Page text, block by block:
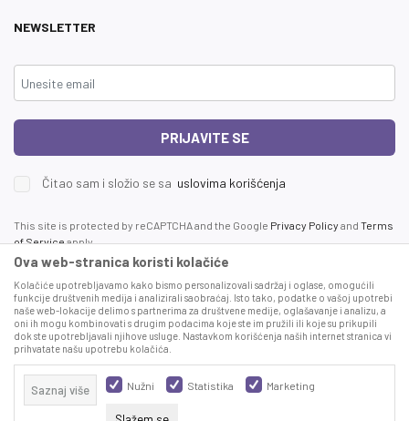
NEWSLETTER
PRIJAVITE SE
Čitao sam i složio se sa uslovima korišćenja
This site is protected by reCAPTCHA and the Google Privacy Policy and Terms
of Serviceapply.
Proizvode na sajtu nastojimo da opišemo što je preciznije moguće, ali ne
možemo garantovati da su svi podaci i fotografije, navedeni u okrviru proizvoda,
u potpunosti kompletni i bez grešaka. Svi artikli prikazani na sajtu su deo naše
ponude, ali ne podrazumeva da su dostupni u svakom trenutku.
Ova web-stranica koristi kolačiće
Kolačiće upotrebljavamo kako bismo personalizovali sadržaj i oglase, omogućili
funkcije društvenih medija i analizirali saobraćaj. Isto tako, podatke o vašoj upotrebi
naše web-lokacije delimo s partnerima za društvene medije, oglašavanje i analizu, a
oni ih mogu kombinovati s drugim podacima koje ste im pružili ili koje su prikupili
dok ste upotrebljavali njihove usluge. Nastavkom korišćenja naših internet stranica vi
prihvatate našu upotrebu kolačića.
Nužni Statistika Marketing
Saznaj više